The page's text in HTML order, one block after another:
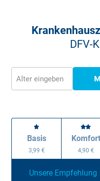
DFV-
Alter eingeben
Basis
3,99 €
Komfort
4,90 €
Unsere Empfehlung